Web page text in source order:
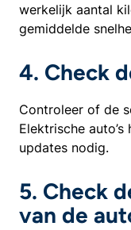
werkelijk aantal
gemiddelde
4. Check
Controleer of de
Elektrische
updates nodig.
5. Check
van de